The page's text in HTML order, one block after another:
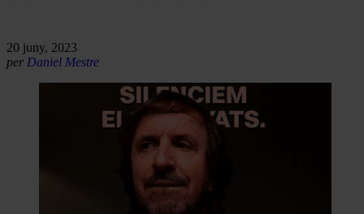
20 juny, 2023
per Daniel Mestre